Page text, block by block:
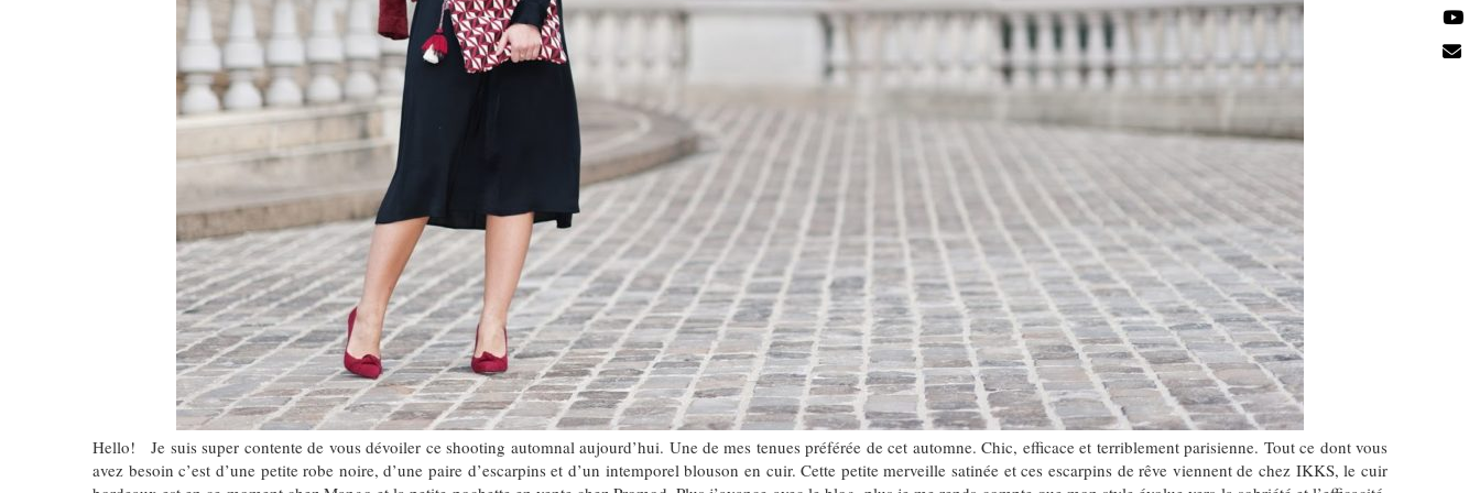
Hello! Je suis super contente de vous dévoiler ce shooting automnal aujourd’hui. Une de mes tenues préférée de cet automne. Chic, efficace et terriblement parisienne. Tout ce dont vous
avez besoin c’est d’une petite robe noire, d’une paire d’escarpins et d’un intemporel blouson en cuir. Cette petite merveille satinée et ces escarpins de rêve viennent de chez IKKS, le cuir